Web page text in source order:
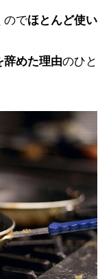
のでほとんど使い
めた理由のひと